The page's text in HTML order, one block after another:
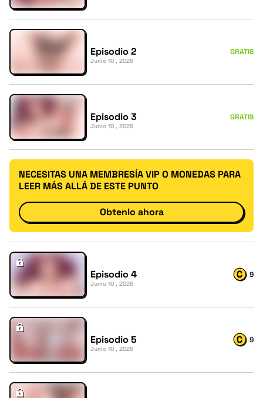
Episodio 2
Junio 10 , 2026
GRATIS
Episodio 3
Junio 10 , 2026
GRATIS
NECESITAS UNA MEMBRESÍA VIP O MONEDAS PARA
LEER MÁS ALLÁ DE ESTE PUNTO
Obtenlo ahora
Episodio 4
Junio 10 , 2026
9
Episodio 5
Junio 10 , 2026
9